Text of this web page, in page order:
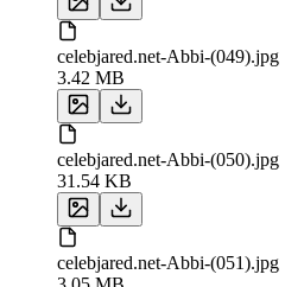
celebjared.net-Abbi-(049).jpg
3.42 MB
celebjared.net-Abbi-(050).jpg
31.54 KB
celebjared.net-Abbi-(051).jpg